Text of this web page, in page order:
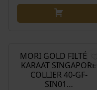
MORI GOLD FILTÉ 14
KARAAT SINGAPORE
COLLIER 40-GF-
SIN01…